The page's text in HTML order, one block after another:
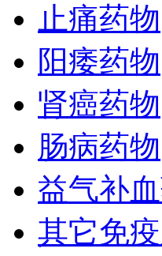
止痛药物
阳痿药物
肾癌药物
肠病药物
益气补
其它免